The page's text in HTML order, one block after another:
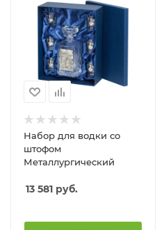
Набор для водки со
штофом
Металлургический
13 581 руб.